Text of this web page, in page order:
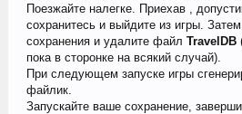
Поезжайте налегке. Приехав ,
сохранитесь и выйдите из игры.
сохранения и удалите файл TravelDB
пока в сторонке на всякий случай).
При следующем запуске игры
файлик.
Запускайте ваше сохранение,